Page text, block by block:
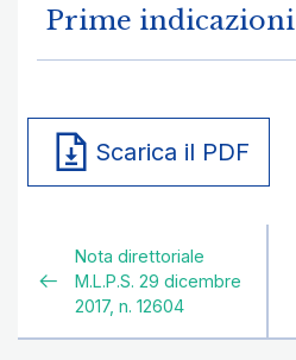
Prime indicazioni
Scarica il PDF
Nota direttoriale
M.L.P.S. 29 dicembre
2017, n. 12604